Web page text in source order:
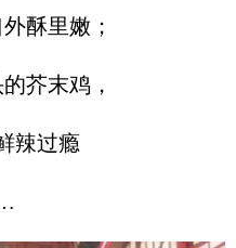
酥里嫩；
芥末鸡，
辣过瘾